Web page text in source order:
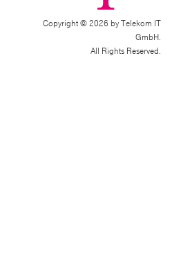
Copyright © 2026 by Telekom IT
GmbH.
All Rights Reserved.